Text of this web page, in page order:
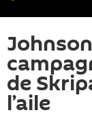
de
l’aile